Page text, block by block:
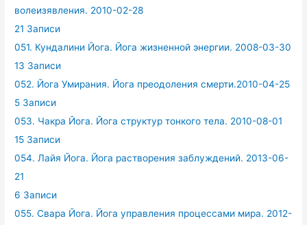
волеизявления. 2010-02-28
21 Записи
051. Кундалини Йога. Йога жизненной энергии. 2008-03-30
13 Записи
052. Йога Умирания. Йога преодоления смерти.2010-04-25
5 Записи
053. Чакра Йога. Йога структур тонкого тела. 2010-08-01
15 Записи
054. Лайя Йога. Йога растворения заблуждений. 2013-06-
21
6 Записи
055. Свара Йога. Йога управления процессами мира. 2012-